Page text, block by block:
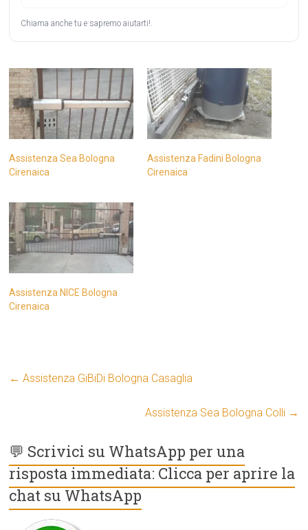
Chiama anche tu e sapremo aiutarti!.
Assistenza Sea Bologna
Cirenaica
Assistenza Fadini Bologna
Cirenaica
Assistenza NICE Bologna
Cirenaica
← Assistenza GiBiDi Bologna Casaglia
Assistenza Sea Bologna Colli →
💬 Scrivici su WhatsApp per una
risposta immediata: Clicca per aprire la
chat su WhatsApp